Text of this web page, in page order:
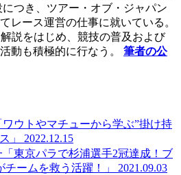
つき、ツアー・オブ・ジャパン
レース運営の仕事に就いている。
説をはじめ、競技の普及および
動も積極的に行なう。 筆者の公
ウトやマチューから学ぶ”掛け持
」
2022.12.15
東京パラで杉浦選手2冠達成！ブ
ームを救う活躍！」
2021.09.03